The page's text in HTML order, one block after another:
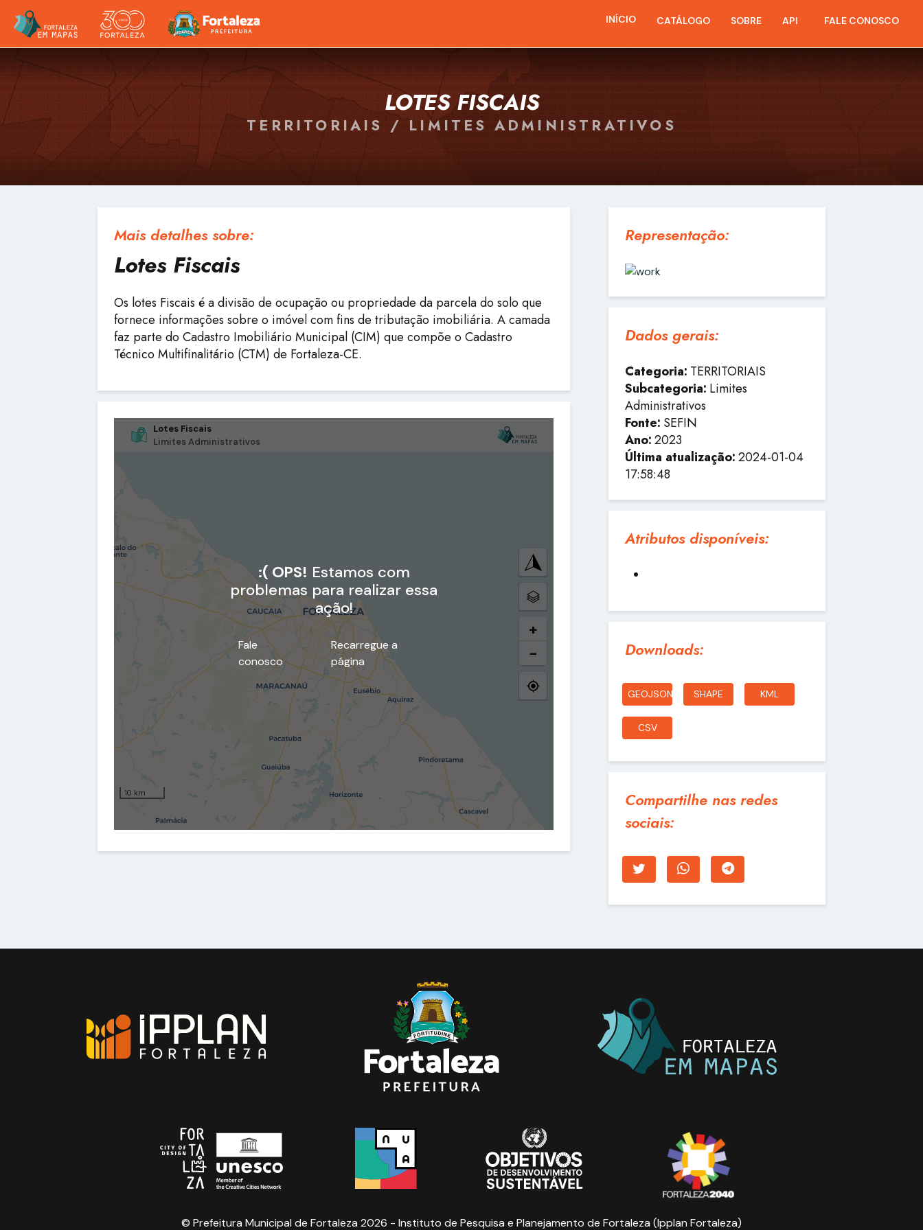
INÍCIO CATÁLOGO SOBRE API FALE CONOSCO
LOTES FISCAIS
TERRITORIAIS / LIMITES ADMINISTRATIVOS
Mais detalhes sobre:
Lotes Fiscais
Os lotes Fiscais é a divisão de ocupação ou propriedade da parcela do solo que
fornece informações sobre o imóvel com fins de tributação imobiliária. A camada
faz parte do Cadastro Imobiliário Municipal (CIM) que compõe o Cadastro
Técnico Multifinalitário (CTM) de Fortaleza-CE.
Representação:
Dados gerais:
Categoria: TERRITORIAIS
Subcategoria: Limites
Administrativos
Fonte: SEFIN
Ano:2023
Última atualização:2024-01-04
17:58:48
Atributos disponíveis:
Downloads:
GEOJSON SHAPE KML
CSV
Compartilhe nas redes
sociais:
© Prefeitura Municipal de Fortaleza 2026 - Instituto de Pesquisa e Planejamento de Fortaleza (Ipplan Fortaleza)